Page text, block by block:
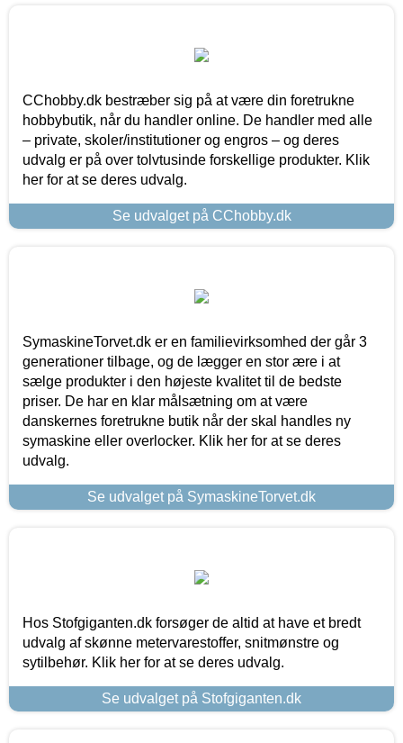
CChobby.dk bestræber sig på at være din foretrukne
hobbybutik, når du handler online. De handler med alle
– private, skoler/institutioner og engros – og deres
udvalg er på over tolvtusinde forskellige produkter. Klik
her for at se deres udvalg.
Se udvalget på CChobby.dk
SymaskineTorvet.dk er en familievirksomhed der går 3
generationer tilbage, og de lægger en stor ære i at
sælge produkter i den højeste kvalitet til de bedste
priser. De har en klar målsætning om at være
danskernes foretrukne butik når der skal handles ny
symaskine eller overlocker. Klik her for at se deres
udvalg.
Se udvalget på SymaskineTorvet.dk
Hos Stofgiganten.dk forsøger de altid at have et bredt
udvalg af skønne metervarestoffer, snitmønstre og
sytilbehør. Klik her for at se deres udvalg.
Se udvalget på Stofgiganten.dk